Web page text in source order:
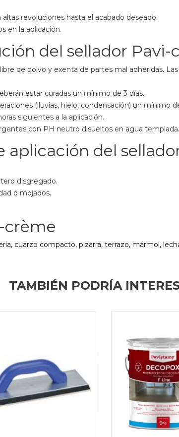
revoluciones hasta el acabado deseado.
en la aplicación.
del sellador Pavi-
de polvo y exenta de partes mal adheridas.
estar curadas un mínimo de 3 días.
(lluvias, hielo, condensación) un mínimo
siguientes a la aplicación.
con PH neutro disueltos en agua templada.
aplicación del
disgregado.
o mojados.
crème
cuarzo compacto, pizarra, terrazo, mármol,
TAMBIÉN PODRÍA